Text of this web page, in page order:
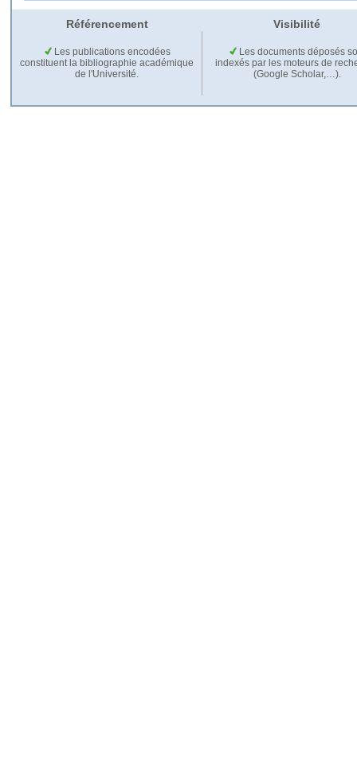
Référencement Visibilité
Les publications encodées
constituent la bibliographie académique
de l'Université.
Les documents déposés
indexés par les moteurs de
(Google Scholar,…).